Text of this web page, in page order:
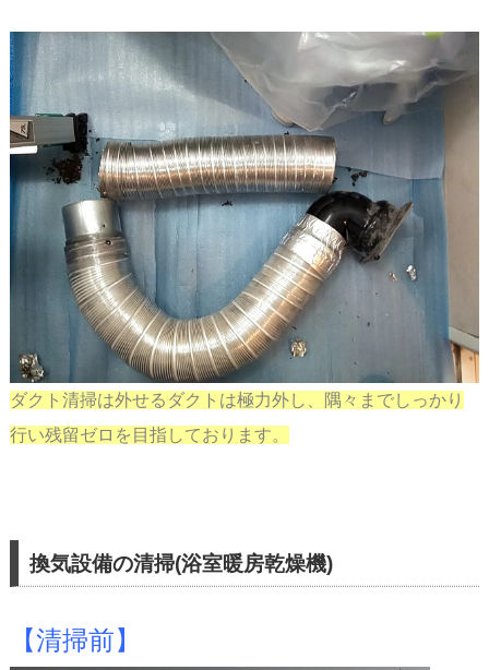
ダクト清掃は外せるダクトは極力外し、隅々までしっかり
行い残留ゼロを目指しております。
換気設備の清掃(浴室暖房乾燥機)
【清掃前】